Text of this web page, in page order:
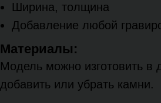
Ширина, толщина
Добавление любой
Материалы:
Модель можно изготовить в
добавить или убрать камни.